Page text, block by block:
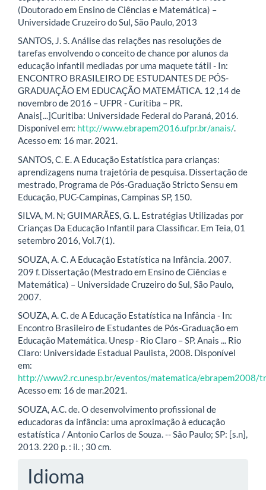
(Doutorado em Ensino de Ciências e Matemática) –
Universidade Cruzeiro do Sul, São Paulo, 2013
SANTOS, J. S. Análise das relações nas resoluções de
tarefas envolvendo o conceito de chance por alunos da
educação infantil mediadas por uma maquete tátil - In:
ENCONTRO BRASILEIRO DE ESTUDANTES DE PÓS-
GRADUAÇÃO EM EDUCAÇÃO MATEMÁTICA. 12 ,14 de
novembro de 2016 – UFPR - Curitiba – PR.
Anais[...]Curitiba: Universidade Federal do Paraná, 2016.
Disponível em: http://www.ebrapem2016.ufpr.br/anais/.
Acesso em: 16 mar. 2021.
SANTOS, C. E. A Educação Estatística para crianças:
aprendizagens numa trajetória de pesquisa. Dissertação de
mestrado, Programa de Pós-Graduação Stricto Sensu em
Educação, PUC-Campinas, Campinas SP, 150.
SILVA, M. N; GUIMARÃES, G. L. Estratégias Utilizadas por
Crianças Da Educação Infantil para Classificar. Em Teia, 01
setembro 2016, Vol.7(1).
SOUZA, A. C. A Educação Estatística na Infância. 2007.
209 f. Dissertação (Mestrado em Ensino de Ciências e
Matemática) – Universidade Cruzeiro do Sul, São Paulo,
2007.
SOUZA, A. C. de A Educação Estatística na Infância - In:
Encontro Brasileiro de Estudantes de Pós-Graduação em
Educação Matemática. Unesp - Rio Claro – SP. Anais ... Rio
Claro: Universidade Estadual Paulista, 2008. Disponível
em:
http://www2.rc.unesp.br/eventos/matematica/ebrapem2008/
Acesso em: 16 de mar.2021.
SOUZA, A.C. de. O desenvolvimento profissional de
educadoras da infância: uma aproximação à educação
estatística / Antonio Carlos de Souza. -- São Paulo; SP: [s.n],
2013. 220 p. : il. ; 30 cm.
Idioma